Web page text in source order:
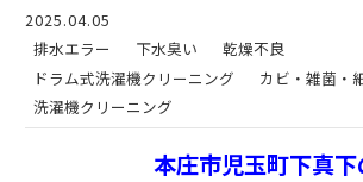
2025.04.05
排水エラー
下水臭い
乾燥不良
ドラム式洗濯機クリーニング
カビ・雑菌・
洗濯機クリーニング
本庄市児玉町下真下